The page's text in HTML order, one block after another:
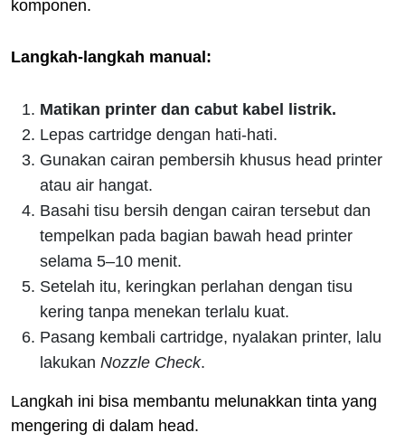
komponen.
Langkah-langkah manual:
Matikan printer dan cabut kabel listrik.
Lepas cartridge dengan hati-hati.
Gunakan cairan pembersih khusus head printer
atau air hangat.
Basahi tisu bersih dengan cairan tersebut dan
tempelkan pada bagian bawah head printer
selama 5–10 menit.
Setelah itu, keringkan perlahan dengan tisu
kering tanpa menekan terlalu kuat.
Pasang kembali cartridge, nyalakan printer, lalu
lakukan Nozzle Check.
Langkah ini bisa membantu melunakkan tinta yang
mengering di dalam head.